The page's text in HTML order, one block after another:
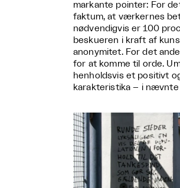
markante pointer: For
faktum, at værkernes
nødvendigvis er 100
beskueren i kraft af
anonymitet. For det
for at komme til orde.
henholdsvis et positivt
karakteristika – i